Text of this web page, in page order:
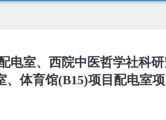
电室、西院中医哲学社科
体育馆(B15)项目配电室